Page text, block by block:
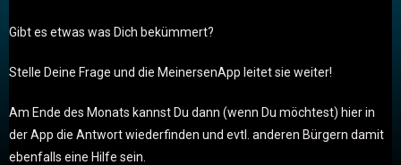
Gibt es etwas was Dich bekümmert?
Stelle Deine Frage und die MeinersenApp leitet sie weiter!
Am Ende des Monats kannst Du dann (wenn Du möchtest) hier in
der App die Antwort wiederfinden und evtl. anderen Bürgern damit
ebenfalls eine Hilfe sein.